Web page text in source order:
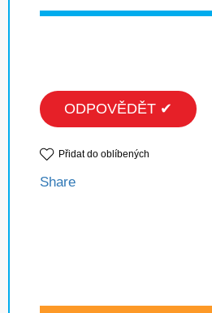
ODPOVĚDĚT ✔
Přidat do oblíbených
Share